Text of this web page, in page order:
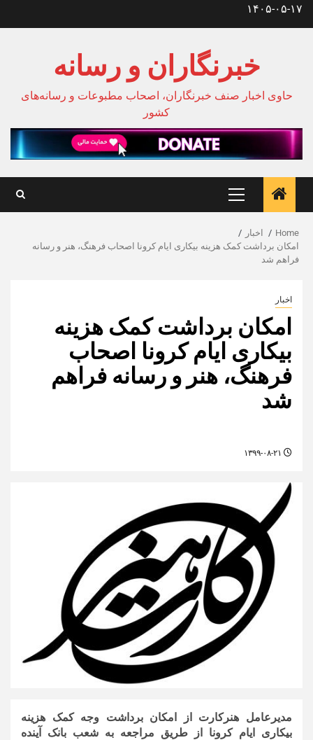
Skip۱۴۰۵-۰۵-۱۷
خبرنگاران و رسانه
حاوی اخبار صنف خبرنگاران، اصحاب مطبوعات و رسانه‌های
کشور
Primary
Menu
Home
اخبار
امکان برداشت کمک هزینه بیکاری ایام کرونا اصحاب فرهنگ، هنر و رسانه
فراهم شد
اخبار
امکان برداشت کمک هزینه
بیکاری ایام کرونا اصحاب
فرهنگ، هنر و رسانه فراهم
شد
مدیرعامل هنرکارت از امکان برداشت وجه کمک هزینه
بیکاری ایام کرونا از طریق مراجعه به شعب بانک آینده